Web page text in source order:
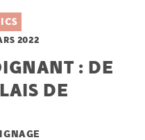
2022
: DE
DE